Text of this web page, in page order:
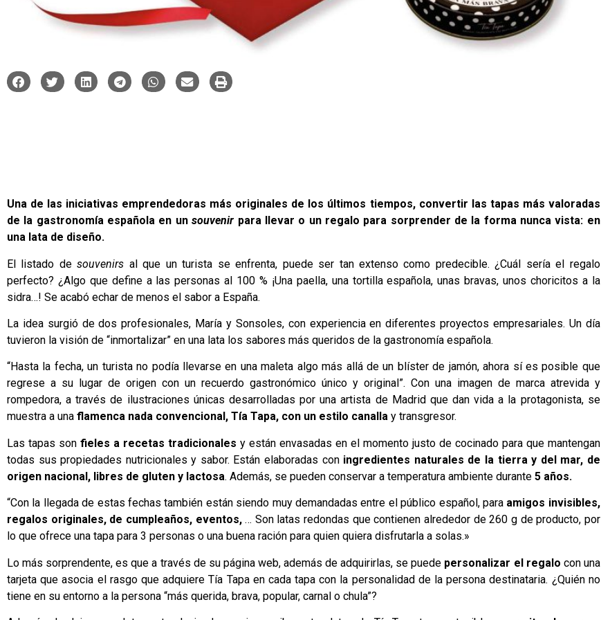
Una de las iniciativas emprendedoras más originales de los últimos tiempos, convertir las tapas más valoradas
de la gastronomía española en unsouvenir para llevar o un regalo para sorprender de la forma nunca vista: en
una lata de diseño.
El listado desouvenirs al que un turista se enfrenta, puede ser tan extenso como predecible. ¿Cuál sería el regalo
perfecto? ¿Algo que define a las personas al 100 % ¡Una paella, una tortilla española, unas bravas, unos choricitos a la
sidra…! Se acabó echar de menos el sabor a España.
La idea surgió de dos profesionales, María y Sonsoles, con experiencia en diferentes proyectos empresariales. Un día
tuvieron la visión de “inmortalizar” en una lata los sabores más queridos de la gastronomía española.
“Hasta la fecha, un turista no podía llevarse en una maleta algo más allá de un blíster de jamón, ahora sí es posible que
regrese a su lugar de origen con un recuerdo gastronómico único y original”. Con una imagen de marca atrevida y
rompedora, a través de ilustraciones únicas desarrolladas por una artista de Madrid que dan vida a la protagonista, se
muestra a una flamenca nada convencional, Tía Tapa, con un estilo canalla y transgresor.
Las tapas son fieles a recetas tradicionales y están envasadas en el momento justo de cocinado para que mantengan
todas sus propiedades nutricionales y sabor. Están elaboradas coningredientes naturales de la tierra y del mar, de
origen nacional, libres de gluten y lactosa. Además, se pueden conservar a temperatura ambiente durante 5 años.
“Con la llegada de estas fechas también están siendo muy demandadas entre el público español, para amigos invisibles,
regalos originales, de cumpleaños, eventos,… Son latas redondas que contienen alrededor de 260 g de producto, por
lo que ofrece una tapa para 3 personas o una buena ración para quien quiera disfrutarla a solas.»
Lo más sorprendente, es que a través de su página web, además de adquirirlas, se puede personalizar el regalo con una
tarjeta que asocia el rasgo que adquiere Tía Tapa en cada tapa con la personalidad de la persona destinataria. ¿Quién no
tiene en su entorno a la persona “más querida, brava, popular, carnal o chula”?